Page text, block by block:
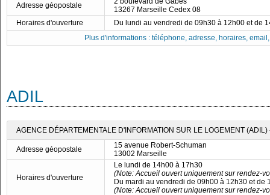
Adresse géopostale
13267 Marseille Cedex 08
Horaires d'ouverture
Du lundi au vendredi de 09h30 à 12h00 et de
Plus d'informations : téléphone, adresse, horaires,
ADIL
AGENCE DÉPARTEMENTALE D'INFORMATION SUR LE LOGEMENT
Adresse géopostale
15 avenue Robert-Schuman
13002 Marseille
Horaires d'ouverture
Le lundi de 14h00 à 17h30
(Note: Accueil ouvert uniquement sur rendez-
Du mardi au vendredi de 09h00 à 12h30 et de
(Note: Accueil ouvert uniquement sur rendez-